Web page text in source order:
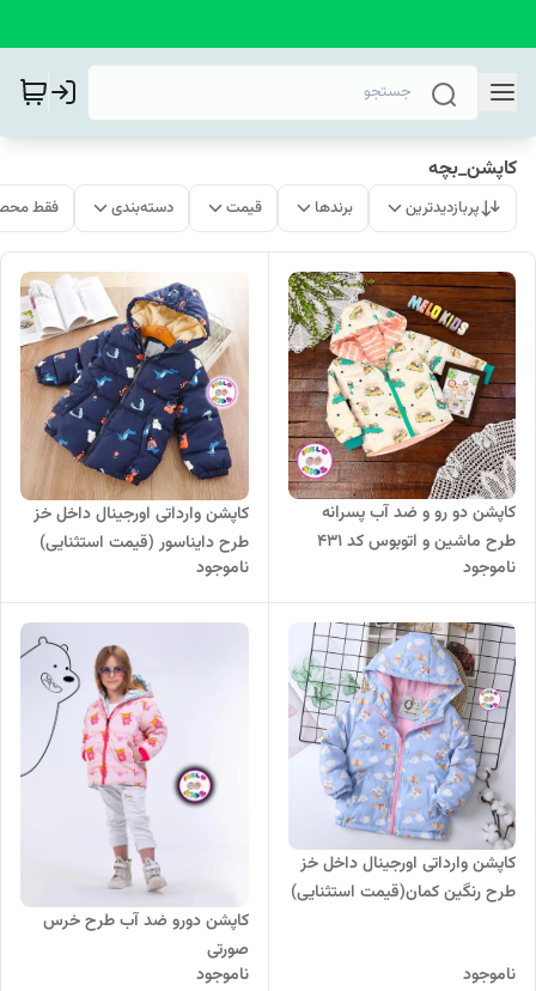
کاپشن_بچه
پربازدیدترین برندها قیمت دسته‌بندی فقط
کاپشن دو رو و ضد آب پسرانه
طرح ماشین و اتوبوس کد 431
ناموجود
کاپشن وارداتی اورجینال داخل خز
طرح دایناسور (قیمت استثنایی)
ناموجود
کاپشن وارداتی اورجینال داخل خز
طرح رنگین کمان(قیمت استثنایی)
ناموجود
کاپشن دورو ضد آب طرح خرس
صورتی
ناموجود